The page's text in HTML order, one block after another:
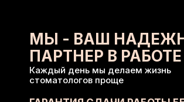
МЫ - ВАШ
ПАРТНЕР В РАБОТЕ
Каждый день мы делаем жизнь
стоматологов проще